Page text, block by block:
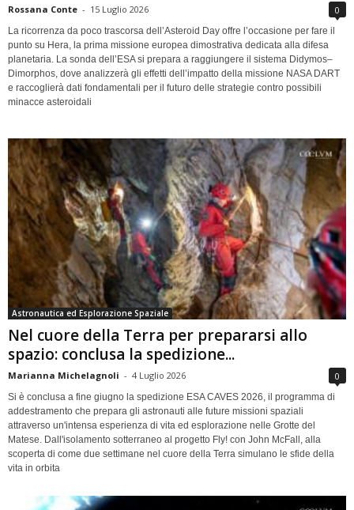
Rossana Conte - 15 Luglio 2026 0
La ricorrenza da poco trascorsa dell’Asteroid Day offre l’occasione per fare il
punto su Hera, la prima missione europea dimostrativa dedicata alla difesa
planetaria. La sonda dell’ESA si prepara a raggiungere il sistema Didymos–
Dimorphos, dove analizzerà gli effetti dell’impatto della missione NASA DART
e raccoglierà dati fondamentali per il futuro delle strategie contro possibili
minacce asteroidali
Astronautica ed Esplorazione Spaziale
Nel cuore della Terra per prepararsi allo
spazio: conclusa la spedizione...
Marianna Michelagnoli - 4 Luglio 2026 0
Si è conclusa a fine giugno la spedizione ESA CAVES 2026, il programma di
addestramento che prepara gli astronauti alle future missioni spaziali
attraverso un'intensa esperienza di vita ed esplorazione nelle Grotte del
Matese. Dall'isolamento sotterraneo al progetto Fly! con John McFall, alla
scoperta di come due settimane nel cuore della Terra simulano le sfide della
vita in orbita